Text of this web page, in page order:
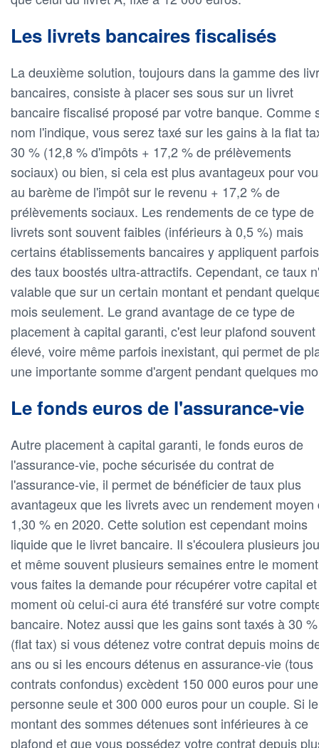
Les livrets bancaires fiscalisés
La deuxième solution, toujours dans la gamme des
bancaires, consiste à placer ses sous sur un livret
bancaire fiscalisé proposé par votre banque. Comme
nom l'indique, vous serez taxé sur les gains à la flat
30 % (12,8 % d'impôts + 17,2 % de prélèvements
sociaux) ou bien, si cela est plus avantageux pour
au barème de l'impôt sur le revenu + 17,2 % de
prélèvements sociaux. Les rendements de ce type de
livrets sont souvent faibles (inférieurs à 0,5 %) mais
certains établissements bancaires y appliquent parfois
des taux boostés ultra-attractifs. Cependant, ce taux
valable que sur un certain montant et pendant
mois seulement. Le grand avantage de ce type de
placement à capital garanti, c'est leur plafond
élevé, voire même parfois inexistant, qui permet de
une importante somme d'argent pendant quelques
Le fonds euros de l'assurance-vie
Autre placement à capital garanti, le fonds euros de
l'assurance-vie, poche sécurisée du contrat de
l'assurance-vie, il permet de bénéficier de taux plus
avantageux que les livrets avec un rendement moyen
1,30 % en 2020. Cette solution est cependant moins
liquide que le livret bancaire. Il s'écoulera plusieurs
et même souvent plusieurs semaines entre le
vous faites la demande pour récupérer votre capital
moment où celui-ci aura été transféré sur votre
bancaire. Notez aussi que les gains sont taxés à 30 %
(flat tax) si vous détenez votre contrat depuis moins
ans ou si les encours détenus en assurance-vie (tous
contrats confondus) excèdent 150 000 euros pour une
personne seule et 300 000 euros pour un couple. Si le
montant des sommes détenues sont inférieures à ce
plafond et que vous possédez votre contrat depuis